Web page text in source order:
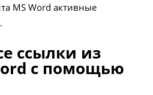
MS Word активные
ссылки из
с помощью